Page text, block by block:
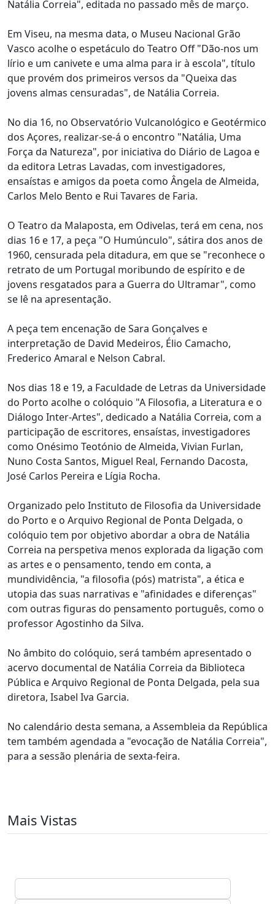
Natália Correia", editada no passado mês de março.
Em Viseu, na mesma data, o Museu Nacional Grão
Vasco acolhe o espetáculo do Teatro Off "Dão-nos um
lírio e um canivete e uma alma para ir à escola", título
que provém dos primeiros versos da "Queixa das
jovens almas censuradas", de Natália Correia.
No dia 16, no Observatório Vulcanológico e Geotérmico
dos Açores, realizar-se-á o encontro "Natália, Uma
Força da Natureza", por iniciativa do Diário de Lagoa e
da editora Letras Lavadas, com investigadores,
ensaístas e amigos da poeta como Ângela de Almeida,
Carlos Melo Bento e Rui Tavares de Faria.
O Teatro da Malaposta, em Odivelas, terá em cena, nos
dias 16 e 17, a peça "O Humúnculo", sátira dos anos de
1960, censurada pela ditadura, em que se "reconhece o
retrato de um Portugal moribundo de espírito e de
jovens resgatados para a Guerra do Ultramar", como
se lê na apresentação.
A peça tem encenação de Sara Gonçalves e
interpretação de David Medeiros, Élio Camacho,
Frederico Amaral e Nelson Cabral.
Nos dias 18 e 19, a Faculdade de Letras da Universidade
do Porto acolhe o colóquio "A Filosofia, a Literatura e o
Diálogo Inter-Artes", dedicado a Natália Correia, com a
participação de escritores, ensaístas, investigadores
como Onésimo Teotónio de Almeida, Vivian Furlan,
Nuno Costa Santos, Miguel Real, Fernando Dacosta,
José Carlos Pereira e Lígia Rocha.
Organizado pelo Instituto de Filosofia da Universidade
do Porto e o Arquivo Regional de Ponta Delgada, o
colóquio tem por objetivo abordar a obra de Natália
Correia na perspetiva menos explorada da ligação com
as artes e o pensamento, tendo em conta, a
mundividência, "a filosofia (pós) matrista", a ética e
utopia das suas narrativas e "afinidades e diferenças"
com outras figuras do pensamento português, como o
professor Agostinho da Silva.
No âmbito do colóquio, será também apresentado o
acervo documental de Natália Correia da Biblioteca
Pública e Arquivo Regional de Ponta Delgada, pela sua
diretora, Isabel Iva Garcia.
No calendário desta semana, a Assembleia da República
tem também agendada a "evocação de Natália Correia",
para a sessão plenária de sexta-feira.
Mais Vistas